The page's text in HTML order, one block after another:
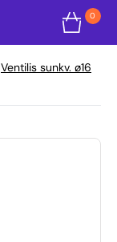
0
Ventilis sunkv. ø16